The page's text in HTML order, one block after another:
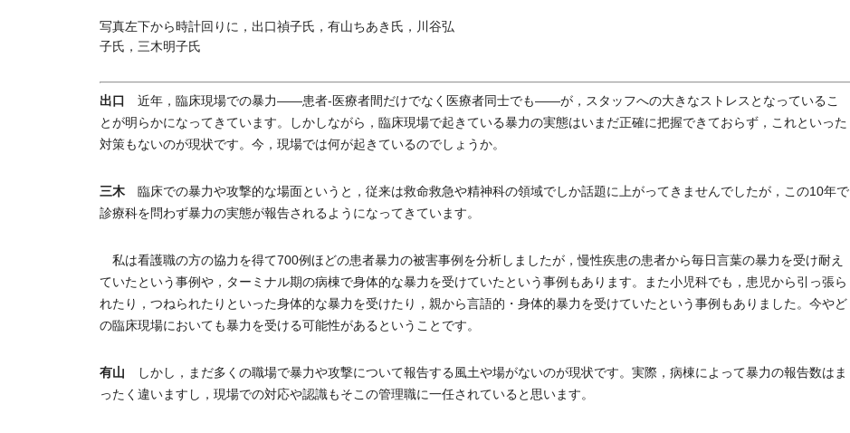
写真左下から時計回りに，出口禎子氏，有山ちあき氏，川谷弘
子氏，三木明子氏
出口 近年，臨床現場での暴力――患者-医療者間だけでなく医療者同士でも――が，スタッフへの大きなストレスとなっているこ
とが明らかになってきています。しかしながら，臨床現場で起きている暴力の実態はいまだ正確に把握できておらず，これといった
対策もないのが現状です。今，現場では何が起きているのでしょうか。
三木 臨床での暴力や攻撃的な場面というと，従来は救命救急や精神科の領域でしか話題に上がってきませんでしたが，この10年で
診療科を問わず暴力の実態が報告されるようになってきています。
私は看護職の方の協力を得て700例ほどの患者暴力の被害事例を分析しましたが，慢性疾患の患者から毎日言葉の暴力を受け耐え
ていたという事例や，ターミナル期の病棟で身体的な暴力を受けていたという事例もあります。また小児科でも，患児から引っ張ら
れたり，つねられたりといった身体的な暴力を受けたり，親から言語的・身体的暴力を受けていたという事例もありました。今やど
の臨床現場においても暴力を受ける可能性があるということです。
有山 しかし，まだ多くの職場で暴力や攻撃について報告する風土や場がないのが現状です。実際，病棟によって暴力の報告数はま
ったく違いますし，現場での対応や認識もそこの管理職に一任されていると思います。